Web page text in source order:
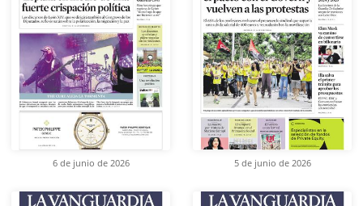
6 de junio de 2026 5 de junio de 2026